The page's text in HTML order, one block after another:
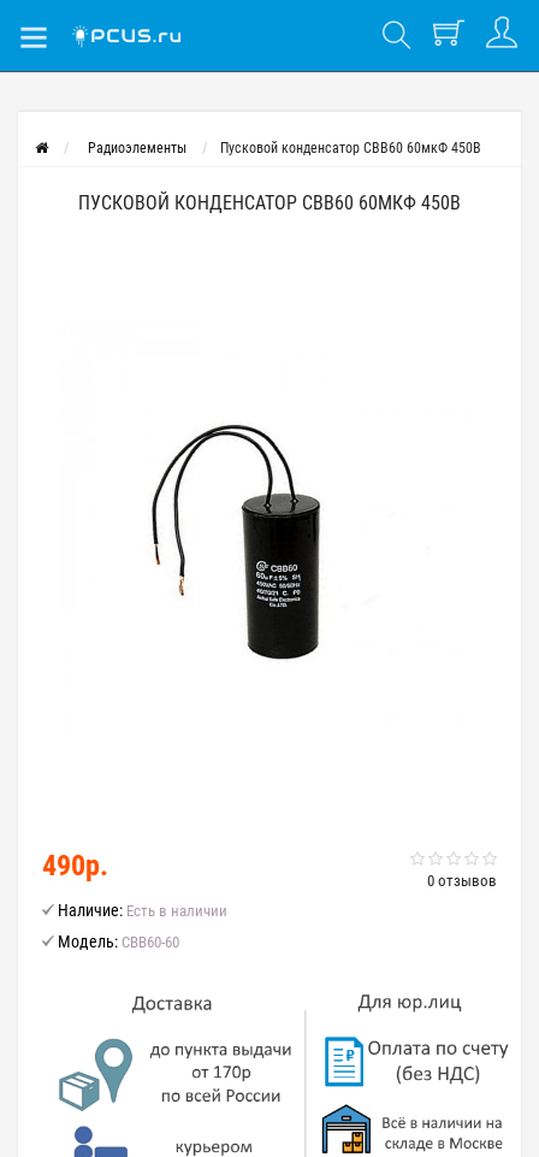
Радиоэлементы Пусковой конденсатор CBB60 60мкФ 450В
ПУСКОВОЙ КОНДЕНСАТОР CBB60 60МКФ 450В
0 отзывов
490р.
Наличие: Есть в наличии
Модель: CBB60-60